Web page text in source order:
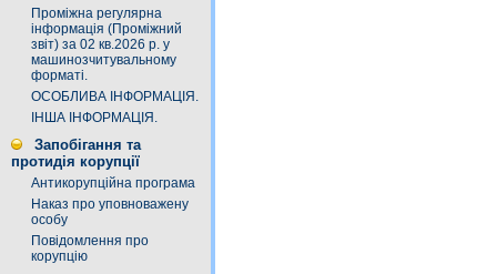
Проміжна регулярна
інформація (Проміжний
звіт) за 02 кв.2026 р. у
машинозчитувальному
форматі.
ОСОБЛИВА ІНФОРМАЦІЯ.
ІНША ІНФОРМАЦІЯ.
Запобігання та
протидія корупції
Антикорупційна програма
Наказ про уповноважену
особу
Повідомлення про
корупцію